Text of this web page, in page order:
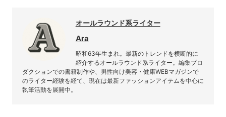
オールラウンド系ライター
Ara
昭和63年生まれ。最新のトレンドを横断的に
紹介するオールラウンド系ライター。編集プロ
ダクションでの書籍制作や、男性向け美容・健康WEBマガジンで
のライター経験を経て、現在は最新ファッションアイテムを中心に
執筆活動を展開中。